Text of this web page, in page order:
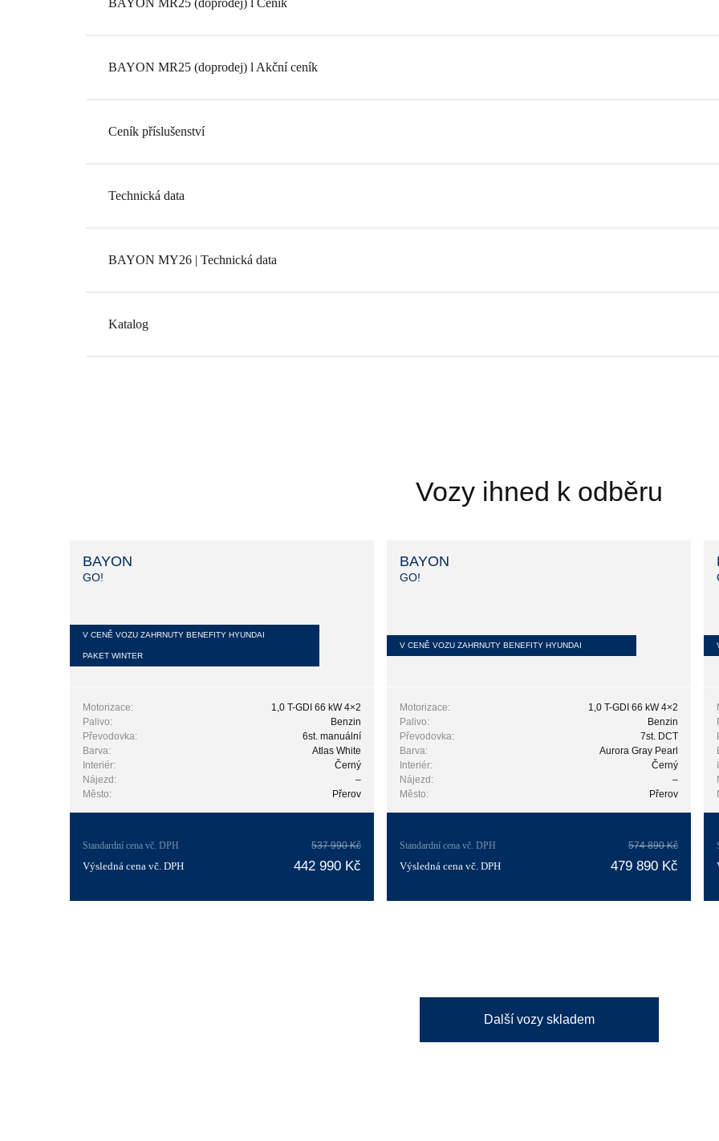
BAYON MR25 (doprodej) l Ceník
BAYON MR25 (doprodej) l Akční ceník
Ceník příslušenství
Technická data
BAYON MY26 | Technická data
Katalog
Vozy ihned k odběru
BAYON
GO!
V CENĚ VOZU ZAHRNUTY BENEFITY HYUNDAI
PAKET WINTER
Motorizace:
1,0 T-GDI 66 kW 4×2
Palivo:
Benzin
Převodovka:
6st. manuální
Barva:
Atlas White
Interiér:
Černý
Nájezd:
–
Město:
Přerov
Standardní cena vč. DPH 537 990 Kč
Výsledná cena vč. DPH 442 990 Kč
BAYON
GO!
V CENĚ VOZU ZAHRNUTY BENEFITY HYUNDAI
Motorizace:
1,0 T-GDI 66 kW 4×2
Palivo:
Benzin
Převodovka:
7st. DCT
Barva:
Aurora Gray Pearl
Interiér:
Černý
Nájezd:
–
Město:
Přerov
Standardní cena vč. DPH 574 890 Kč
Výsledná cena vč. DPH 479 890 Kč
Další vozy skladem